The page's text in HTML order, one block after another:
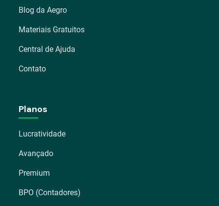
Blog da Aegro
Materiais Gratuitos
Central de Ajuda
Contato
Planos
Lucratividade
Avançado
Premium
BPO (Contadores)